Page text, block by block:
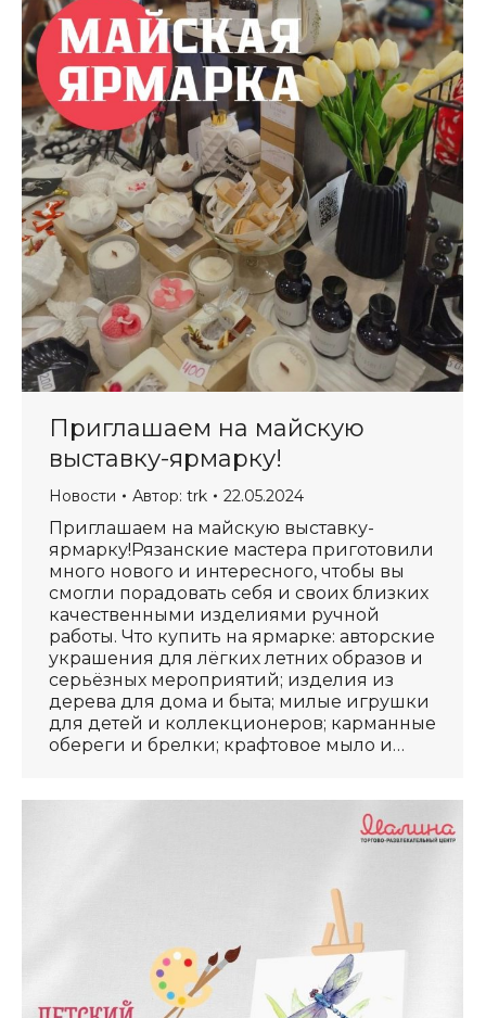
Приглашаем на майскую
выставку-ярмарку!
Новости Автор: trk 22.05.2024
Приглашаем на майскую выставку-
ярмарку!Рязанские мастера приготовили
много нового и интересного, чтобы вы
смогли порадовать себя и своих близких
качественными изделиями ручной
работы. Что купить на ярмарке: авторские
украшения для лёгких летних образов и
серьёзных мероприятий; изделия из
дерева для дома и быта; милые игрушки
для детей и коллекционеров; карманные
обереги и брелки; крафтовое мыло и…